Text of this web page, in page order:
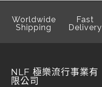
Worldwide
Shipping
Fast
Delivery
NLF 極樂流行事業有
限公司